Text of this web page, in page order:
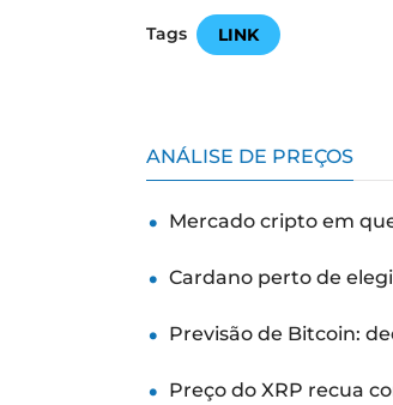
Tags LINK
ANÁLISE DE PREÇOS
Mercado cripto em
Cardano perto de
Previsão de Bitcoin:
Preço do XRP recua